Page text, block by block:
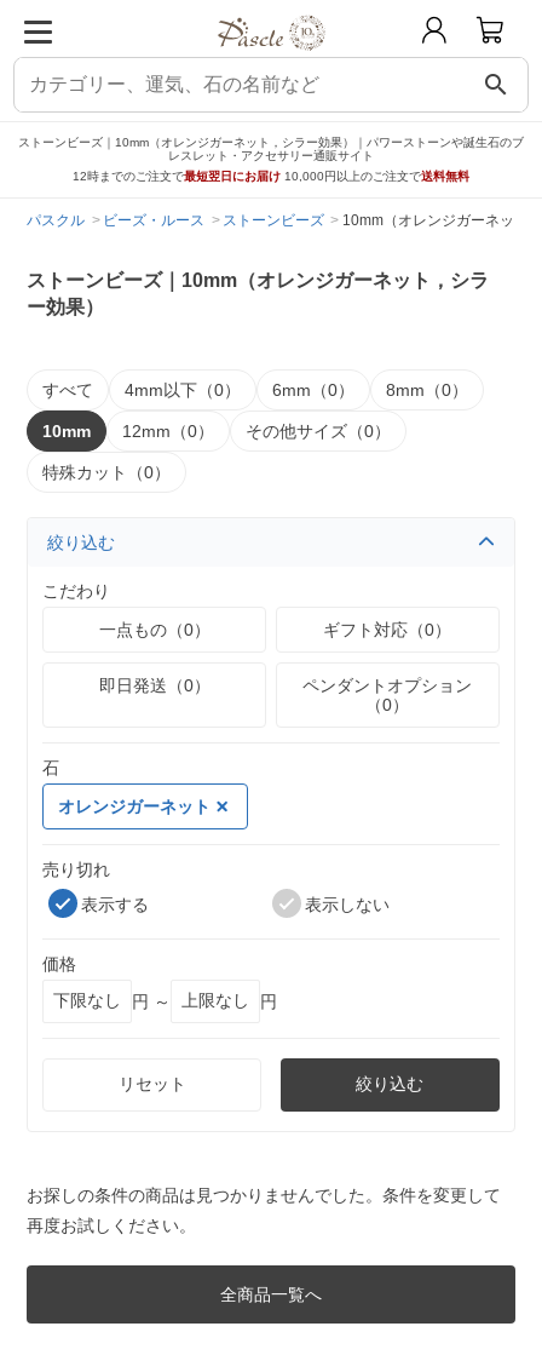
search
ストーンビーズ｜10mm（オレンジガーネット，シラー効果）｜パワーストーンや誕生石のブ
レスレット・アクセサリー通販サイト
12時までのご注文で最短翌日にお届け 10,000円以上のご注文で送料無料
パスクル ビーズ・ルース ストーンビーズ 10mm（オレンジガーネット
ストーンビーズ｜10mm（オレンジガーネット，シラ
ー効果）
すべて 4mm以下（0） 6mm（0） 8mm（0）
10mm 12mm（0） その他サイズ（0）
特殊カット（0）
絞り込む
こだわり
一点もの（0）
ギフト対応（0）
即日発送（0）
ペンダントオプション
（0）
石
オレンジガーネット
売り切れ
表示する
表示しない
価格
円 ～
円
リセット 絞り込む
お探しの条件の商品は見つかりませんでした。条件を変更して
再度お試しください。
全商品一覧へ